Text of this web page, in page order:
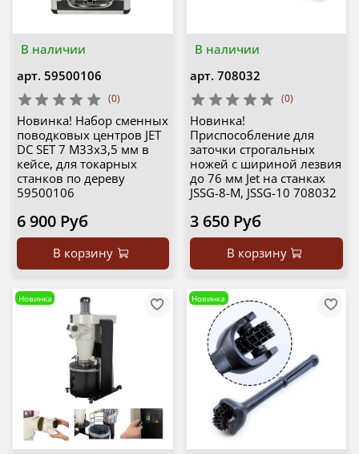
В наличии
арт. 59500106
(0)
Новинка! Набор сменных
поводковых центров JET
DC SET 7 M33х3,5 мм в
кейсе, для токарных
станков по дереву
59500106
6 900 Руб
В корзину
В наличии
арт. 708032
(0)
Новинка!
Приспособление для
заточки строгальных
ножей с шириной лезвия
до 76 мм Jet на станках
JSSG-8-M, JSSG-10 708032
3 650 Руб
В корзину
Новинка Новинка